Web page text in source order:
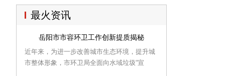
最火资讯
岳阳市市容环卫工作创新提质揭秘
近年来，为进一步改善城市生态环境，提升城
市整体形象，市环卫局全面向水域垃圾“宣